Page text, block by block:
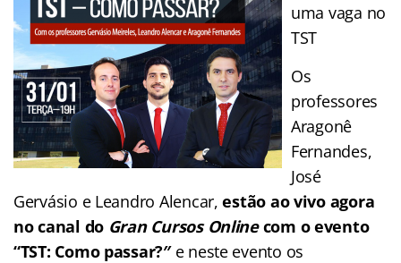
uma vaga no
TST
Os
professores
Aragonê
Fernandes,
José
Gervásio e Leandro Alencar,estão ao vivo agora
no canal do Gran Cursos Onlinecom o evento
“TST: Como passar?″ e neste evento os